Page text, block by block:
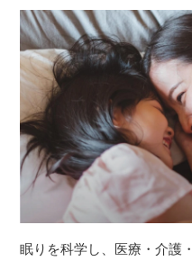
眠りを科学し、医療・介護